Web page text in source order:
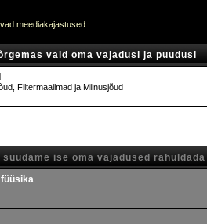
meediakajastused
vaid oma vajadusi ja puudusi
Filtermaailmad ja Miinusjõud
ise oma vajadused rahuldada